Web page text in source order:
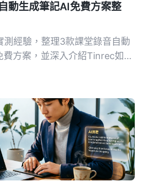
動生成筆記AI免費方案整
測經驗，整理3款課堂錄音自動
費方案，並深入介紹Tinrec如何